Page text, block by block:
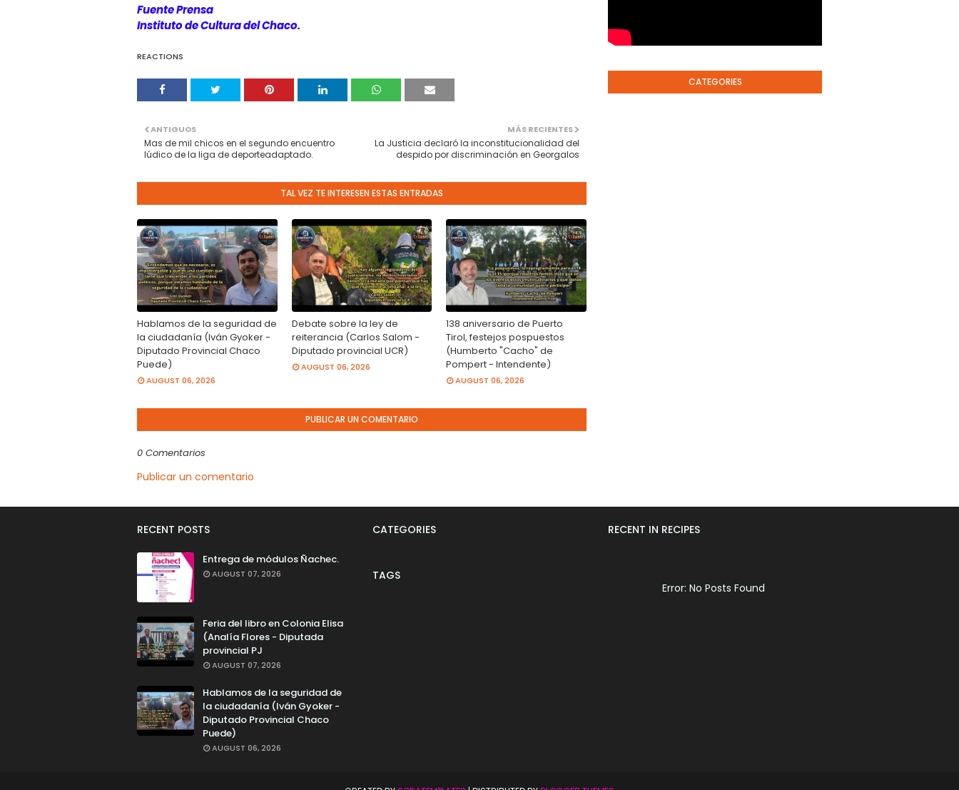
Fuente Prensa
Instituto de Cultura del Chaco.
REACTIONS
MÁS RECIENTES
La Justicia declaró la inconstitucionalidad del
despido por discriminación en Georgalos
ANTIGUOS
Mas de mil chicos en el segundo encuentro
lúdico de la liga de deporteadaptado.
TAL VEZ TE INTERESEN ESTAS ENTRADAS
Hablamos de la seguridad de
la ciudadanía (Iván Gyoker -
Diputado Provincial Chaco
Puede)
AUGUST 06, 2026
Debate sobre la ley de
reiterancia (Carlos Salom -
Diputado provincial UCR)
AUGUST 06, 2026
138 aniversario de Puerto
Tirol, festejos pospuestos
(Humberto "Cacho" de
Pompert - Intendente)
AUGUST 06, 2026
PUBLICAR UN COMENTARIO
0 Comentarios
Publicar un comentario
CATEGORIES
RECENT POSTS
Entrega de módulos Ñachec.
AUGUST 07, 2026
Feria del libro en Colonia Elisa
(Analía Flores - Diputada
provincial PJ
AUGUST 07, 2026
Hablamos de la seguridad de
la ciudadanía (Iván Gyoker -
Diputado Provincial Chaco
Puede)
AUGUST 06, 2026
CATEGORIES
TAGS
RECENT IN RECIPES
Error: No Posts Found